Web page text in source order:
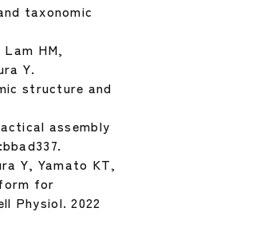
taxonomic
HM,
Y.
structure and
assembly
Y, Yamato KT,
for
Physiol. 2022